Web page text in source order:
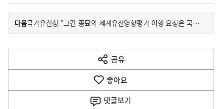
이
전
다
음
다음기
국가유산청 "그간 종묘의 세계유산영향평가 이행 요청은 국제적 기준에 근거한 것"
공유
열
기
좋아요
댓글보기